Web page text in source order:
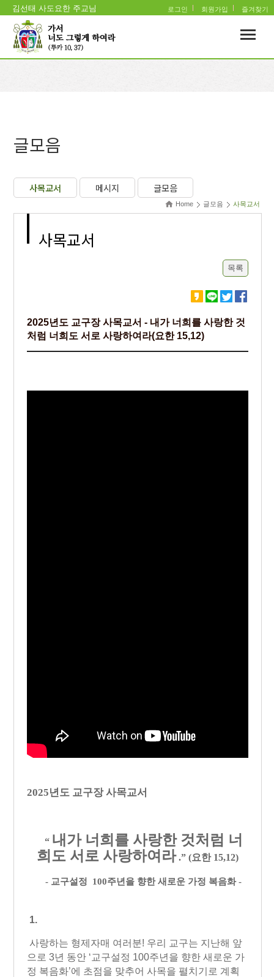
김선태 사도요한 주교님 로그인 회원가입 즐겨찾기
글모음
사목교서 메시지 글모음
Home 글모음 사목교서
사목교서
목록
2025년도 교구장 사목교서 - 내가 너희를 사랑한 것
처럼 너희도 서로 사랑하여라(요한 15,12)
2025년도 교구장 사목교서
“ 내가 너희를 사랑한 것처럼 너
희도 서로 사랑하여라 .” (요한 15,12)
- 교구설정 100주년을 향한 새로운 가정 복음화 -
1.
사랑하는 형제자매 여러분! 우리 교구는 지난해 앞
으로 3년 동안 ‘교구설정 100주년을 향한 새로운 가
정 복음화’에 초점을 맞추어 사목을 펼치기로 계획